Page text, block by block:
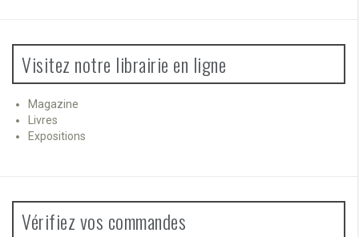
Visitez notre librairie en ligne
Magazine
Livres
Expositions
Vérifiez vos commandes